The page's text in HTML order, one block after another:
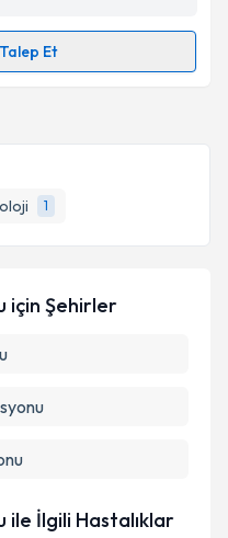
1
Et
e-posta ile
ilişkin
ediyorum.
Gönder
için Şehirler
İlgili Hastalıklar